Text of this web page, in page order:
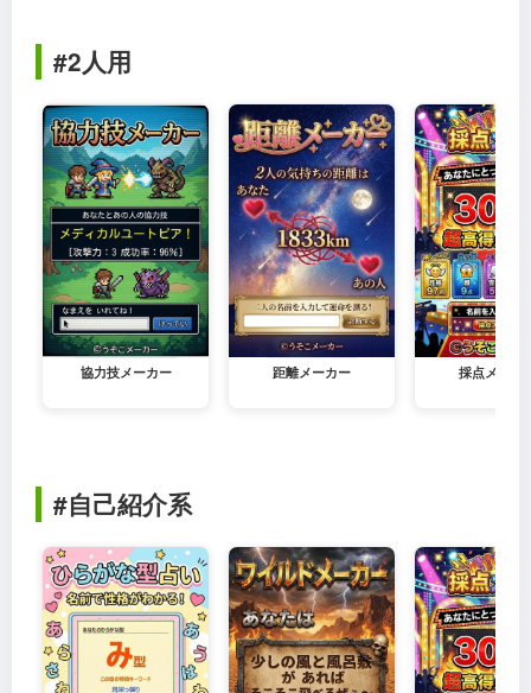
#2人用
協力技メーカー 距離メーカー 採点メーカ
#自己紹介系